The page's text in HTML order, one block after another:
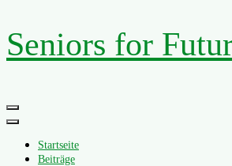
Seniors for
Primäres
Menü
Startseite
Beiträge